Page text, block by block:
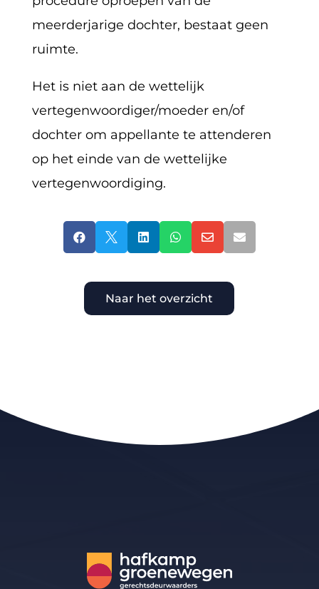
meerderjarige dochter, bestaat geen
ruimte.
Het is niet aan de wettelijk
vertegenwoordiger/moeder en/of
dochter om appellante te attenderen
op het einde van de wettelijke
vertegenwoordiging.
     
Naar het overzicht